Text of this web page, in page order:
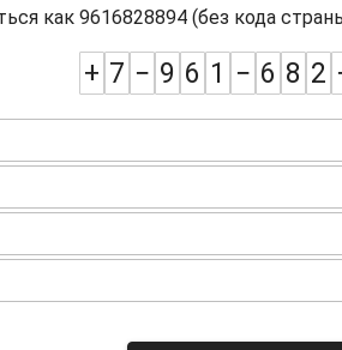
как 9616828894 (без кода
+ 7 − 9 6 1 − 6 8 2